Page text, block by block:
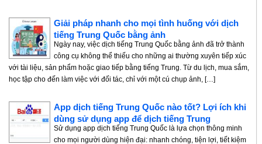
Giải pháp nhanh cho mọi tình huống với dịch
tiếng Trung Quốc bằng ảnh
Ngày nay, việc dịch tiếng Trung Quốc bằng ảnh đã trở thành
công cụ không thể thiếu cho những ai thường xuyên tiếp xúc
với tài liệu, sản phẩm hoặc giao tiếp bằng tiếng Trung. Từ du lịch, mua sắm,
học tập cho đến làm việc với đối tác, chỉ với một cú chụp ảnh, […]
App dịch tiếng Trung Quốc nào tốt? Lợi ích khi
dùng sử dụng app để dịch tiếng Trung
Sử dụng app dịch tiếng Trung Quốc là lựa chọn thông minh
cho mọi người dùng hiện đại: nhanh chóng, tiện lợi, tiết kiệm